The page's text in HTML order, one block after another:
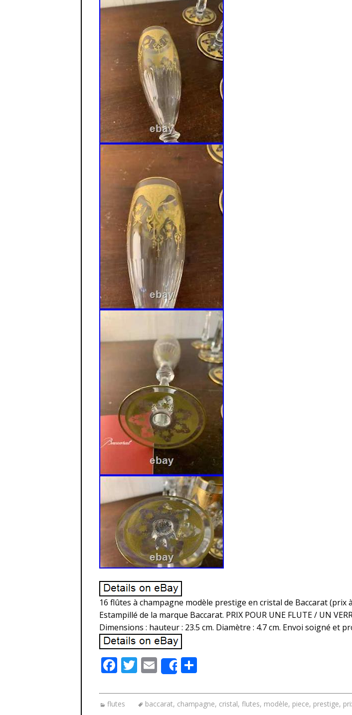
16 flûtes à champagne modèle prestige en cristal de Baccarat (prix
Estampillé de la marque Baccarat. PRIX POUR UNE FLUTE / UN
Dimensions : hauteur : 23.5 cm. Diamètre : 4.7 cm. Envoi soigné et
F
e
T
itt
E
m
ai
Share
ta
flutes baccarat, champagne, cristal, flutes, modèle, piece, prestige,